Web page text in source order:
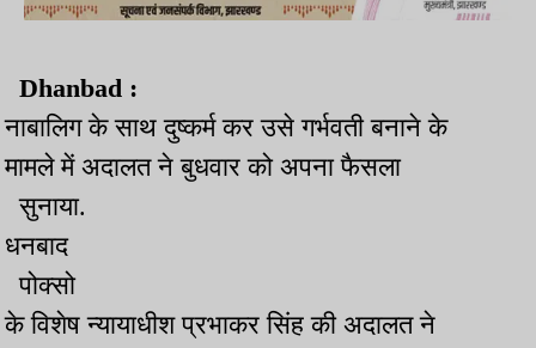
Dhanbad :
नाबालिग के साथ दुष्कर्म कर उसे गर्भवती बनाने के
मामले में अदालत ने बुधवार को अपना फैसला
सुनाया.
धनबाद
पोक्सो
के विशेष न्यायाधीश प्रभाकर सिंह की अदालत ने